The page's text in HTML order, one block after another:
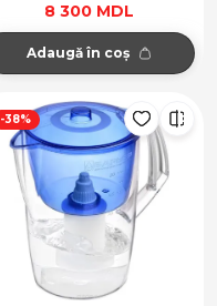
8 300 MDL
Adaugă în coș
-38%